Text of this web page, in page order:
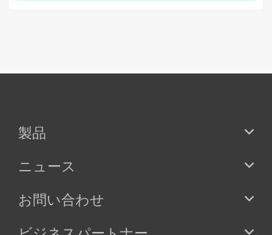
製品
ニュース
お問い合わせ